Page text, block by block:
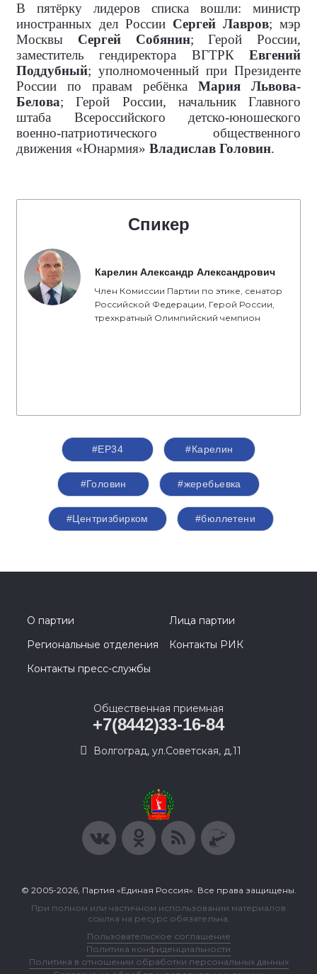
В пятёрку лидеров списка вошли: министр
иностранных дел России Сергей Лавров; мэр
Москвы Сергей Собянин; Герой России,
заместитель гендиректора ВГТРК Евгений
Поддубный; уполномоченный при Президенте
России по правам ребёнка Мария Львова-
Белова; Герой России, начальник Главного
штаба Всероссийского детско-юношеского
военно-патриотического общественного
движения «Юнармия» Владислав Головин.
Спикер
Карелин Александр Александрович
Член Комиссии Партии по этике, сенатор
Российской Федерации, Герой России,
трехкратный Олимпийский чемпион
#ЕР34 #Карелин
#Головин #жеребьевка
#Центризбирком #бюллетени
О партии
Лица партии
Региональные отделения
Контакты РИК
Контакты пресс-службы
Общественная приемная
+7(8442)33-16-84
Волгоград, ул.Советская, д.11
© 2005-2026, Партия «Единая Россия». Все права защищены.
При полном или частичном использовании материалов
ссылка на ресурс обязательна.
Пользовательское соглашение
Политика конфиденциальности
Политика в отношении обработки персональных данных